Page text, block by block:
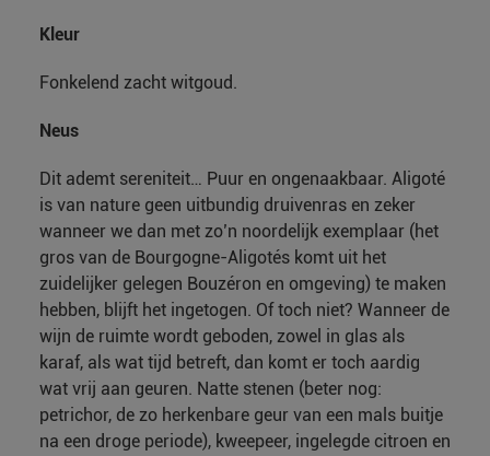
Kleur
Fonkelend zacht witgoud.
Neus
Dit ademt sereniteit… Puur en ongenaakbaar. Aligoté
is van nature geen uitbundig druivenras en zeker
wanneer we dan met zo’n noordelijk exemplaar (het
gros van de Bourgogne-Aligotés komt uit het
zuidelijker gelegen Bouzéron en omgeving) te maken
hebben, blijft het ingetogen. Of toch niet? Wanneer de
wijn de ruimte wordt geboden, zowel in glas als
karaf, als wat tijd betreft, dan komt er toch aardig
wat vrij aan geuren. Natte stenen (beter nog:
petrichor, de zo herkenbare geur van een mals buitje
na een droge periode), kweepeer, ingelegde citroen en